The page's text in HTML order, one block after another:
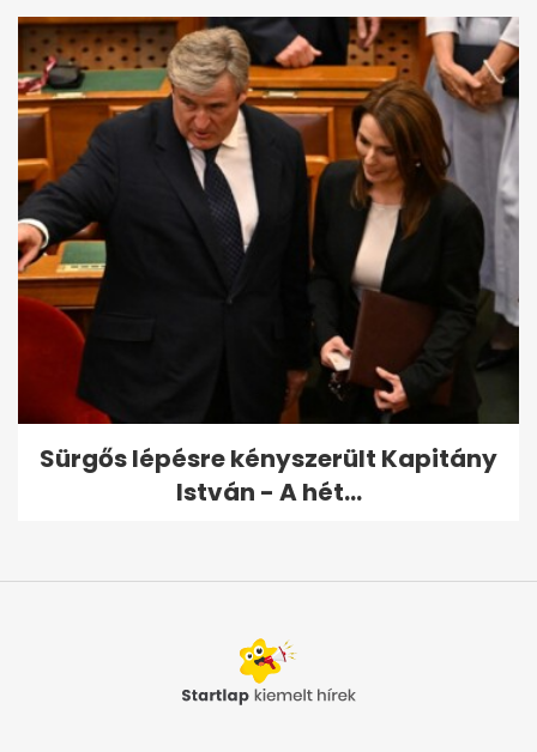
Sürgős lépésre kényszerült Kapitány
István - A hét...